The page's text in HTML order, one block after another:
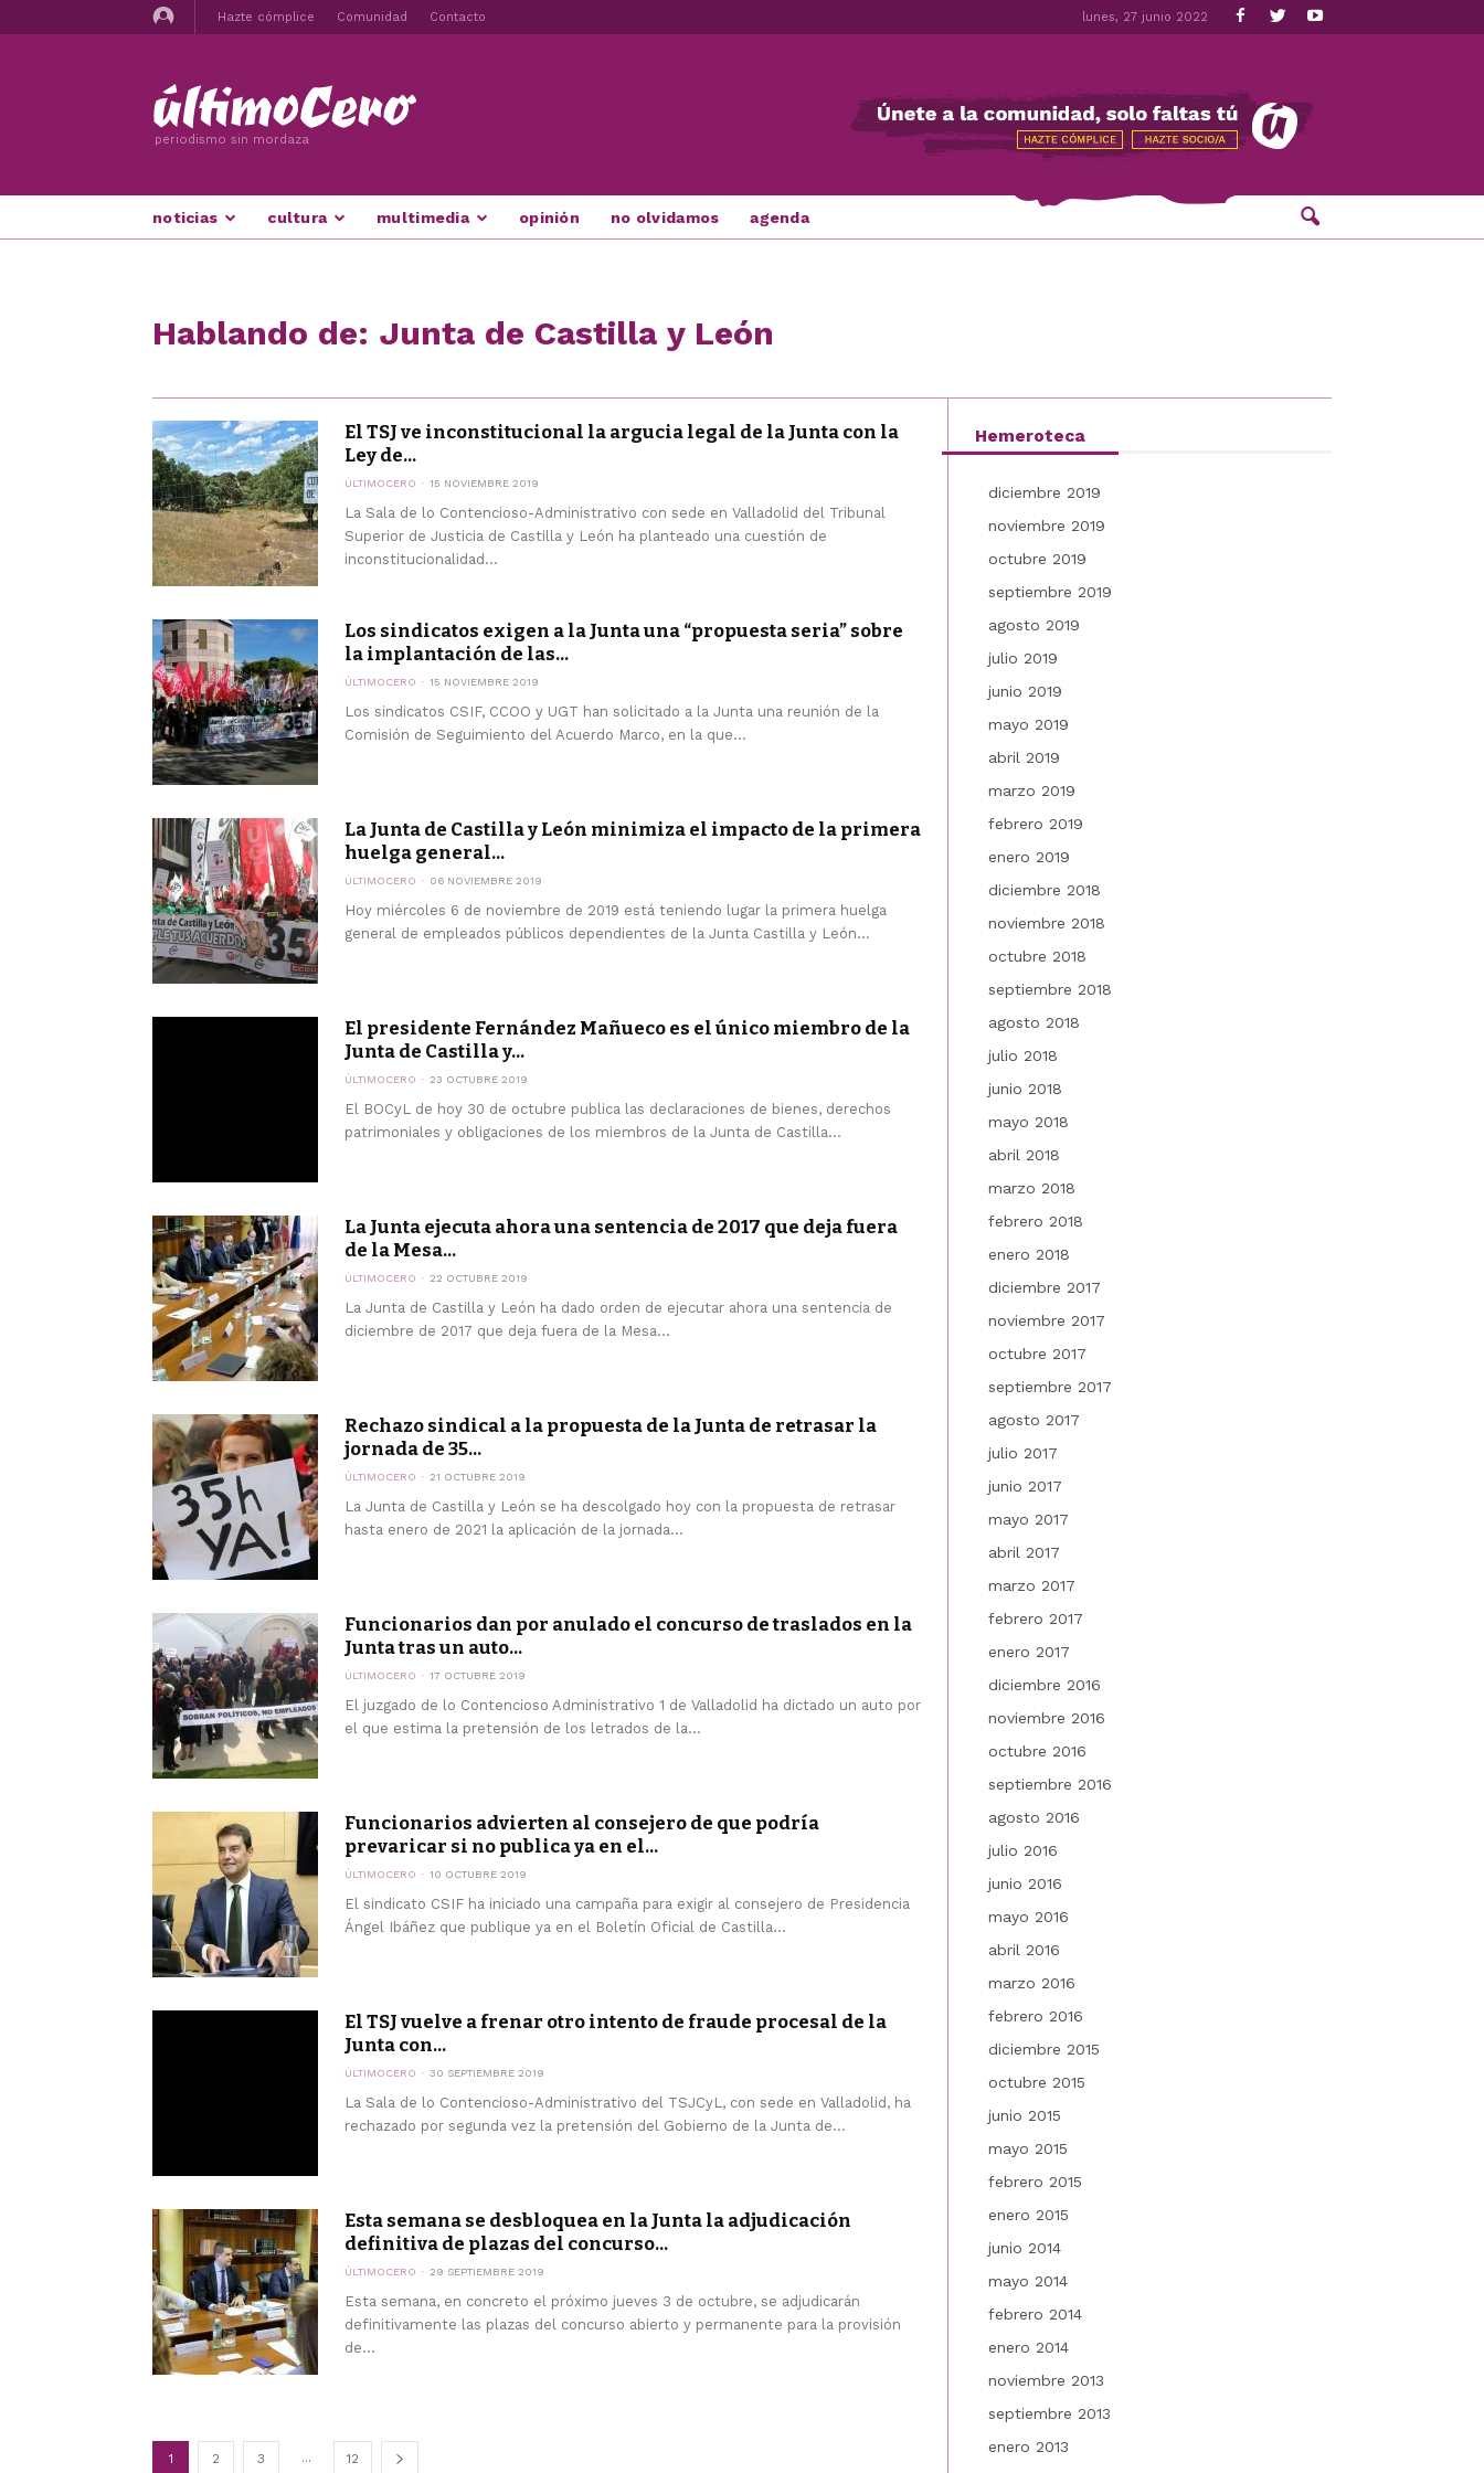
Hazte cómplice Comunidad Contacto lunes, 27 junio 2022
periodismo sin mordaza
noticias cultura multimedia opinión no olvidamos agenda
Hablando de: Junta de Castilla y León
El TSJ ve inconstitucional la argucia legal de la Junta con la
Ley de...
ÚLTIMOCERO 15 NOVIEMBRE 2019
La Sala de lo Contencioso-Administrativo con sede en Valladolid del Tribunal
Superior de Justicia de Castilla y León ha planteado una cuestión de
inconstitucionalidad...
Los sindicatos exigen a la Junta una “propuesta seria” sobre
la implantación de las...
ÚLTIMOCERO 15 NOVIEMBRE 2019
Los sindicatos CSIF, CCOO y UGT han solicitado a la Junta una reunión de la
Comisión de Seguimiento del Acuerdo Marco, en la que...
La Junta de Castilla y León minimiza el impacto de la primera
huelga general...
ÚLTIMOCERO 06 NOVIEMBRE 2019
Hoy miércoles 6 de noviembre de 2019 está teniendo lugar la primera huelga
general de empleados públicos dependientes de la Junta Castilla y León...
El presidente Fernández Mañueco es el único miembro de la
Junta de Castilla y...
ÚLTIMOCERO 23 OCTUBRE 2019
El BOCyL de hoy 30 de octubre publica las declaraciones de bienes, derechos
patrimoniales y obligaciones de los miembros de la Junta de Castilla...
La Junta ejecuta ahora una sentencia de 2017 que deja fuera
de la Mesa...
ÚLTIMOCERO 22 OCTUBRE 2019
La Junta de Castilla y León ha dado orden de ejecutar ahora una sentencia de
diciembre de 2017 que deja fuera de la Mesa...
Rechazo sindical a la propuesta de la Junta de retrasar la
jornada de 35...
ÚLTIMOCERO 21 OCTUBRE 2019
La Junta de Castilla y León se ha descolgado hoy con la propuesta de retrasar
hasta enero de 2021 la aplicación de la jornada...
Funcionarios dan por anulado el concurso de traslados en la
Junta tras un auto...
ÚLTIMOCERO 17 OCTUBRE 2019
El juzgado de lo Contencioso Administrativo 1 de Valladolid ha dictado un auto por
el que estima la pretensión de los letrados de la...
Funcionarios advierten al consejero de que podría
prevaricar si no publica ya en el...
ÚLTIMOCERO 10 OCTUBRE 2019
El sindicato CSIF ha iniciado una campaña para exigir al consejero de Presidencia
Ángel Ibáñez que publique ya en el Boletín Oficial de Castilla...
El TSJ vuelve a frenar otro intento de fraude procesal de la
Junta con...
ÚLTIMOCERO 30 SEPTIEMBRE 2019
La Sala de lo Contencioso-Administrativo del TSJCyL, con sede en Valladolid, ha
rechazado por segunda vez la pretensión del Gobierno de la Junta de...
Esta semana se desbloquea en la Junta la adjudicación
definitiva de plazas del concurso...
ÚLTIMOCERO 29 SEPTIEMBRE 2019
Esta semana, en concreto el próximo jueves 3 de octubre, se adjudicarán
definitivamente las plazas del concurso abierto y permanente para la provisión
de...
1 2 3 ... 12
Hemeroteca
diciembre 2019
noviembre 2019
octubre 2019
septiembre 2019
agosto 2019
julio 2019
junio 2019
mayo 2019
abril 2019
marzo 2019
febrero 2019
enero 2019
diciembre 2018
noviembre 2018
octubre 2018
septiembre 2018
agosto 2018
julio 2018
junio 2018
mayo 2018
abril 2018
marzo 2018
febrero 2018
enero 2018
diciembre 2017
noviembre 2017
octubre 2017
septiembre 2017
agosto 2017
julio 2017
junio 2017
mayo 2017
abril 2017
marzo 2017
febrero 2017
enero 2017
diciembre 2016
noviembre 2016
octubre 2016
septiembre 2016
agosto 2016
julio 2016
junio 2016
mayo 2016
abril 2016
marzo 2016
febrero 2016
diciembre 2015
octubre 2015
junio 2015
mayo 2015
febrero 2015
enero 2015
junio 2014
mayo 2014
febrero 2014
enero 2014
noviembre 2013
septiembre 2013
enero 2013